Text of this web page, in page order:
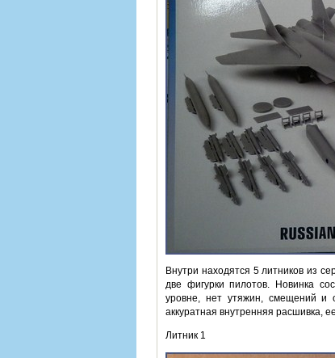
Внутри находятся 5 литников из
две фигурки пилотов. Новинка
уровне, нет утяжин, смещений и
аккуратная внутренняя расшивка,
Литник 1